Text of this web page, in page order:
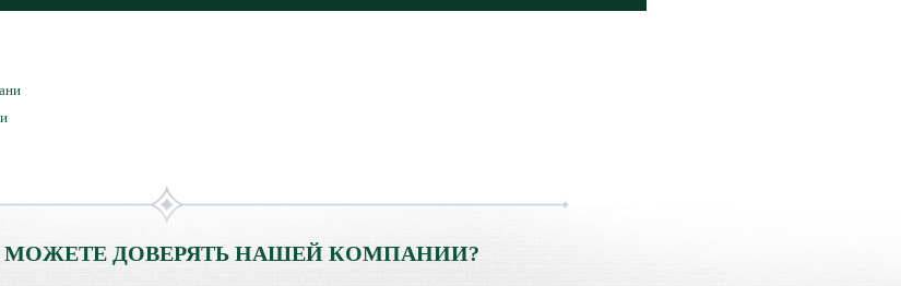
ДОВЕРЯТЬ НАШЕЙ КОМПАНИИ?